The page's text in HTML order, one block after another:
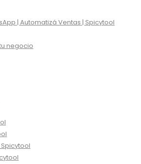
| Automatizá Ventas | Spicytool
negocio